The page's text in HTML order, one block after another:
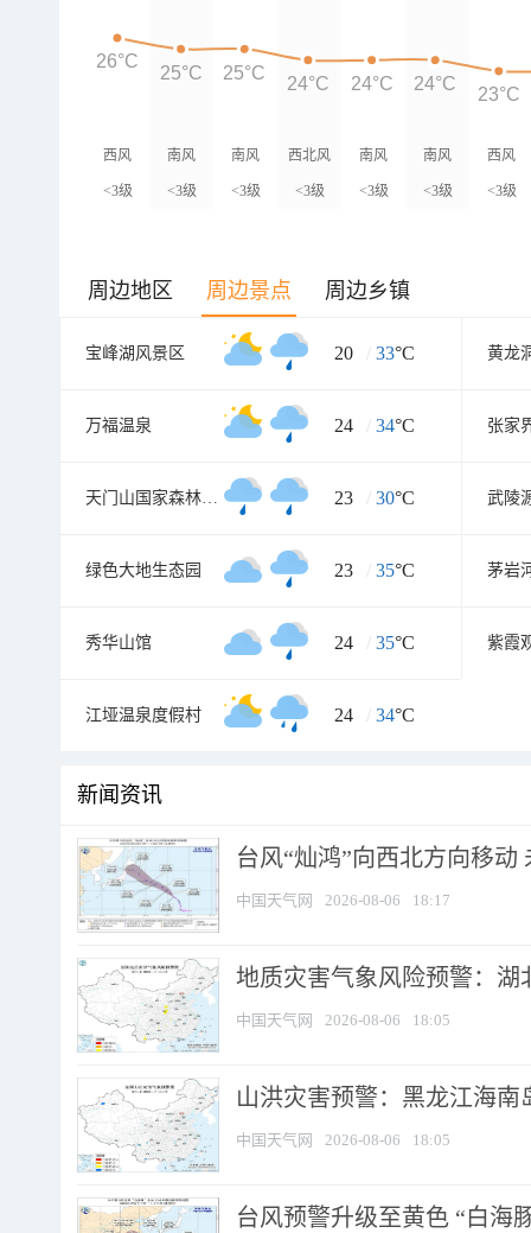
西风
<3级
南风
<3级
南风
<3级
西北风
<3级
南风
<3级
南风
<3级
西风
<3级
26°C
25°C 25°C
24°C 24°C 24°C
23°C
周边地区 周边景点 周边乡镇
宝峰湖风景区 20 / 33°C 黄龙
万福温泉 24 / 34°C 张家
天门山国家森林公园 23 / 30°C 武陵
绿色大地生态园 23 / 35°C
秀华山馆 24 / 35°C 紫霞
江垭温泉度假村 24 / 34°C
新闻资讯
台风“灿鸿”向西北方向移动
中国天气网 2026-08-06 18:17
地质灾害气象风险预警：湖
中国天气网 2026-08-06 18:05
山洪灾害预警：黑龙江海
中国天气网 2026-08-06 18:05
台风预警升级至黄色 “白海